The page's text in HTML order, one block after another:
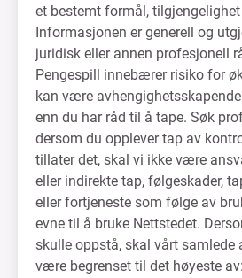
et bestemt formål, tilgjengelighet
Informasjonen er generell og
juridisk eller annen profesjonell
Pengespill innebærer risiko for
kan være
enn du har råd til å tape. Søk
dersom du opplever tap av
tillater det, skal vi ikke være
eller indirekte tap, følgeskader,
eller fortjeneste som følge av
evne til å bruke Nettstedet.
skulle oppstå, skal vårt samlede
være begrenset til det høyeste